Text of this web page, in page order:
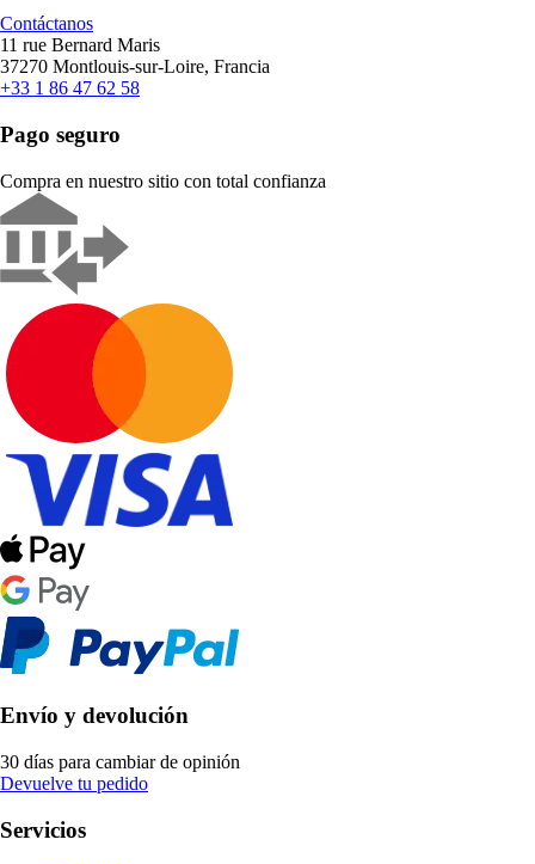
Contáctanos
11 rue Bernard Maris
37270 Montlouis-sur-Loire, Francia
+33 1 86 47 62 58
Pago seguro
Compra en nuestro sitio con total confianza
Envío y devolución
30 días para cambiar de opinión
Devuelve tu pedido
Servicios